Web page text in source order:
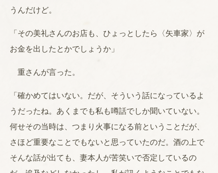
うんだけど。
「その美礼さんのお店も、ひょっとしたら〈矢車家〉が
お金を出したとかでしょうか」
重さんが言った。
「確かめてはいない。だが、そういう話になっているよ
うだったね。あくまでも私も噂話でしか聞いていない。
何せその当時は、つまり火事になる前ということだが、
さほど重要なことでもないと思っていたのだ。酒の上で
そんな話が出ても、妻本人が苦笑いで否定しているの